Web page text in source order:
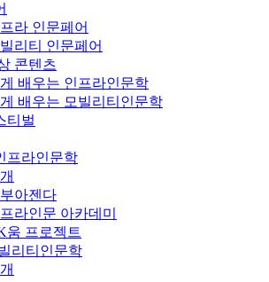
라 인문페어
리티 인문페어
콘텐츠
배우는 인프라인문학
배우는 모빌리티인문학
티벌
프라인문학
아젠다
라인문 아카데미
움 프로젝트
리티인문학